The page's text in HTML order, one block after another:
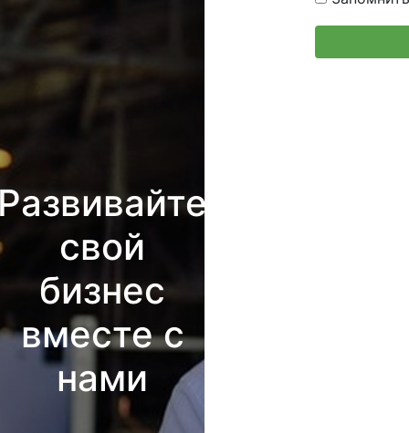
свой
бизнес
вместе с
нами